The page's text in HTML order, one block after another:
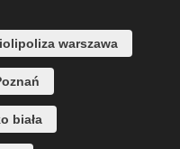
warszawa
biała